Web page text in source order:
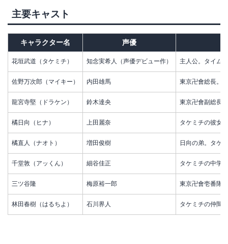
主要キャスト
キャラクター名 声優
花垣武道（タケミチ） 知念実希人（声優デビュー作） 主人公。タイム
佐野万次郎（マイキー） 内田雄馬 東京卍會総長。
龍宮寺堅（ドラケン） 鈴木達央 東京卍會副総長
橘日向（ヒナ） 上田麗奈 タケミチの彼女
橘直人（ナオト） 増田俊樹 日向の弟。タケ
千堂敦（アッくん） 細谷佳正 タケミチの中学
三ツ谷隆 梅原裕一郎 東京卍會壱番隊
林田春樹（はるちよ） 石川界人 タケミチの仲間